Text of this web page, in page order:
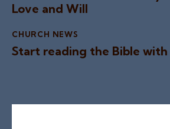
Love and Will
CHURCH NEWS
Start reading the Bible